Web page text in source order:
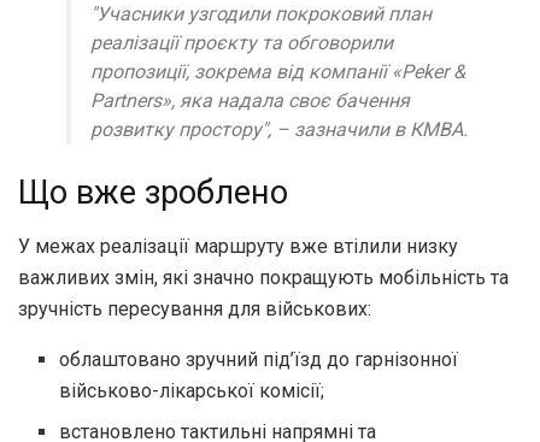
"Учасники узгодили покроковий план
реалізації проєкту та обговорили
пропозиції, зокрема від компанії «Peker &
Partners», яка надала своє бачення
розвитку простору", – зазначили в КМВА.
Що вже зроблено
У межах реалізації маршруту вже втілили низку
важливих змін, які значно покращують мобільність та
зручність пересування для військових:
облаштовано зручний під’їзд до гарнізонної
військово-лікарської комісії;
встановлено тактильні напрямні та